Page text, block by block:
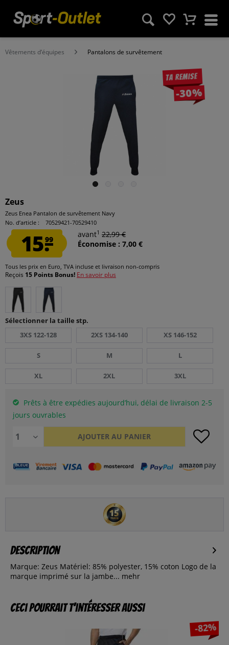
Vêtements d‘équipes Pantalons de survêtement
Ta remise
-30%
Zeus
Zeus Enea Pantalon de survêtement Navy
No. d’article :
70529421-70529410
15.99
avant1 22,99 €
Économise : 7,00 €
Tous les prix en Euro, TVA incluse et livraison non-compris
Reçois 15 Points Bonus! En savoir plus
Sélectionner la taille stp.
3XS 122-128
2XS 134-140 XS 146-152
S M L
XL 2XL 3XL
Prêts à être expédies aujourd’hui, délai de livraison 2-5
jours ouvrables
AJOUTER AU PANIER
Description
Marque: Zeus Matériel: 85% polyester, 15% coton Logo de la
marque imprimé sur la jambe... mehr
Ceci pourrait t’intéresser aussi
-82%